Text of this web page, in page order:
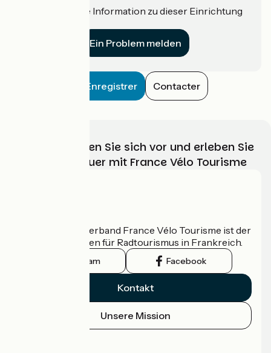
Haben Sie eine Information zu dieser Einrichtung
Ein Problem melden
Enregistrer Contacter
Wählen, bereiten Sie sich vor und erleben Sie
Ihr Radabenteuer mit France Vélo Tourisme
Der nationale Verband France Vélo Tourisme ist der
offizielle Leitfaden für Radtourismus in Frankreich.
Instagram Facebook
Kontakt
Unsere Mission